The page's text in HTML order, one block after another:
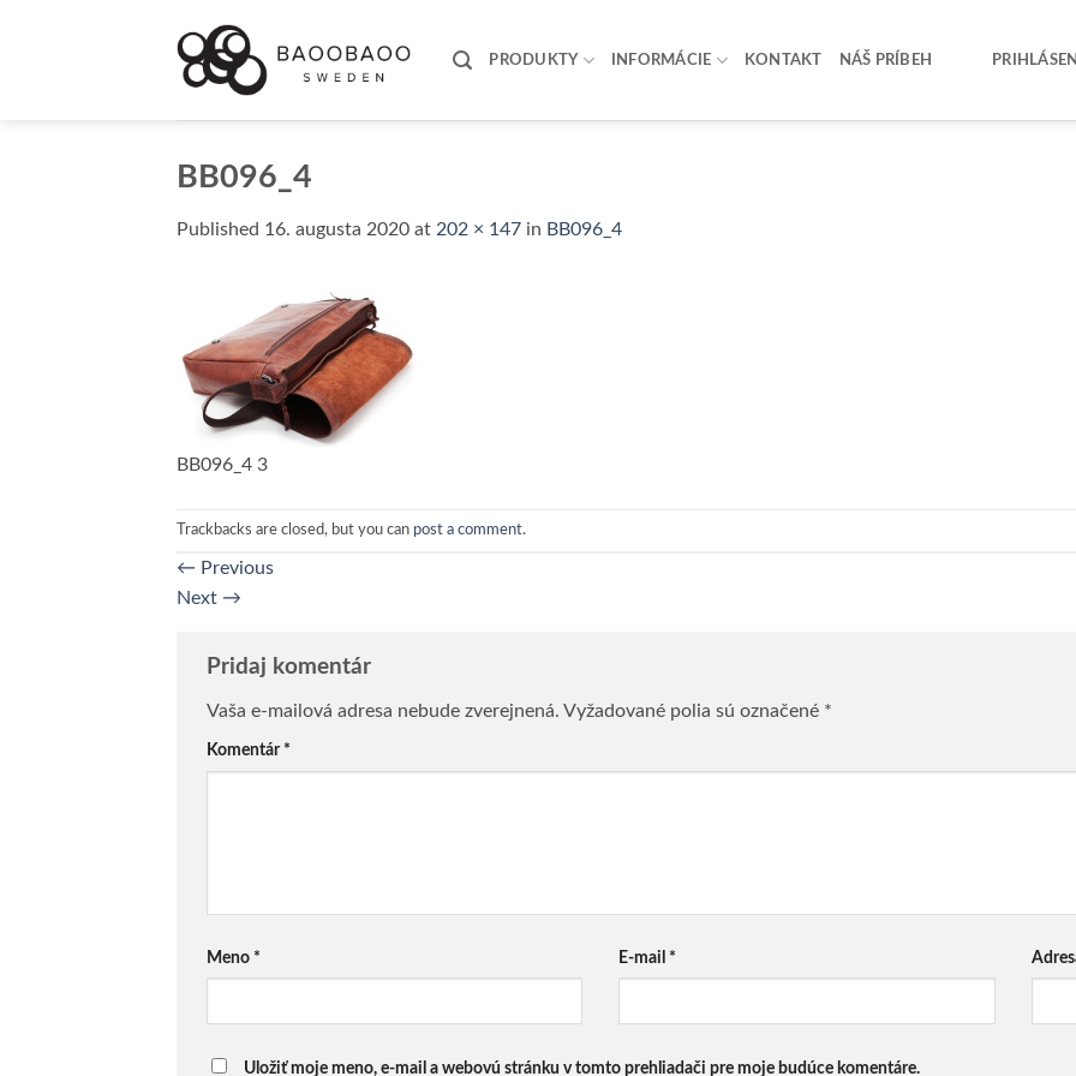
PRODUKTY INFORMÁCIE KONTAKT NÁŠ PRÍBEH
BB096_4
Published 16. augusta 2020 at 202 × 147 in BB096_4
BB096_4 3
Trackbacks are closed, but you can post a comment.
← Previous
Next →
Pridaj komentár
Vaša e-mailová adresa nebude zverejnená. Vyžadované polia sú označené *
Komentár *
Meno * E-mail *
Uložiť moje meno, e-mail a webovú stránku v tomto prehliadači pre moje budúce komentáre.